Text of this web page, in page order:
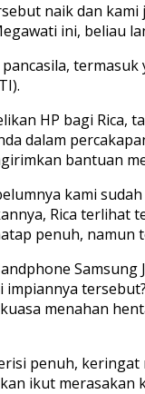
naik dan
ini, beliau
HP bagi
dalam
bantuan
kami
Rica
penuh, namun
impiannya
menahan
penuh,
ikut merasakan